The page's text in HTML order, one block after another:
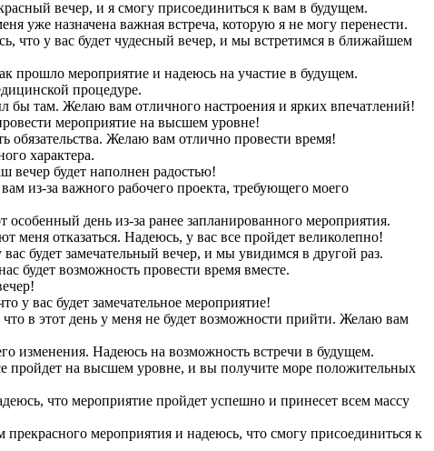
вечер, и я смогу присоединиться к вам в будущем.
уже назначена важная встреча, которую я не могу перенести.
что у вас будет чудесный вечер, и мы встретимся в ближайшем
прошло мероприятие и надеюсь на участие в будущем.
процедуре.
бы там. Желаю вам отличного настроения и ярких впечатлений!
мероприятие на высшем уровне!
Желаю вам отлично провести время!
характера.
вечер будет наполнен радостью!
из-за важного рабочего проекта, требующего моего
день из-за ранее запланированного мероприятия.
отказаться. Надеюсь, у вас все пройдет великолепно!
будет замечательный вечер, и мы увидимся в другой раз.
будет возможность провести время вместе.
у вас будет замечательное мероприятие!
в этот день у меня не будет возможности прийти. Желаю вам
изменения. Надеюсь на возможность встречи в будущем.
пройдет на высшем уровне, и вы получите море положительных
что мероприятие пройдет успешно и принесет всем массу
мероприятия и надеюсь, что смогу присоединиться к